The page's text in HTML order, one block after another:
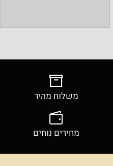
משלוח מהיר
מחירים נוחים